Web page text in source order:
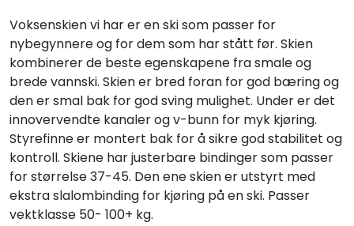
Voksenskien vi har er en ski som passer for
nybegynnere og for dem som har stått før. Skien
kombinerer de beste egenskapene fra smale og
brede vannski. Skien er bred foran for god bæring og
den er smal bak for god sving mulighet. Under er det
innovervendte kanaler og v-bunn for myk kjøring.
Styrefinne er montert bak for å sikre god stabilitet og
kontroll. Skiene har justerbare bindinger som passer
for størrelse 37-45. Den ene skien er utstyrt med
ekstra slalombinding for kjøring på en ski. Passer
vektklasse 50- 100+ kg.